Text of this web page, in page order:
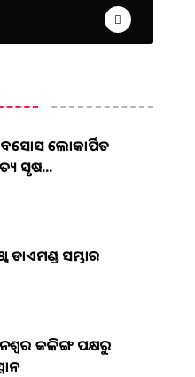
ଲୋକାର୍ପିତ
ସୃଷ...
ଡାଏମଣ୍ଡ ସମ୍ଭାର
କଳିଙ୍ଗ ପକ୍ଷରୁ